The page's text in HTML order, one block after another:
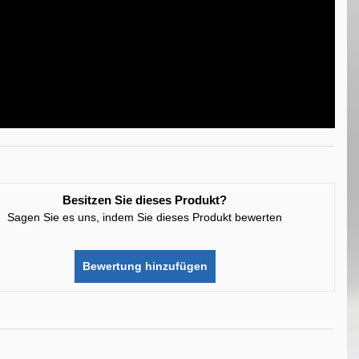
Besitzen Sie dieses Produkt?
Sagen Sie es uns, indem Sie dieses Produkt bewerten
Bewertung hinzufügen